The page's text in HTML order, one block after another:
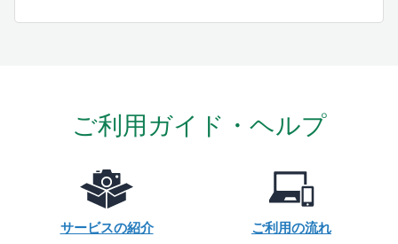
ご利用ガイド・ヘルプ
サービスの紹介 ご利用の流れ